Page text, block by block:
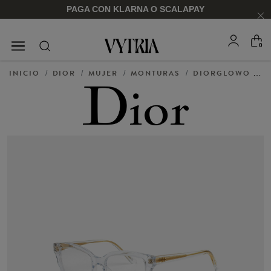
PAGA CON KLARNA O SCALAPAY
GAFAS DE SOL
COMPRAR AHORA
MONTURAS
COMPRAR AHORA
0
INICIO / DIOR / MUJER / MONTURAS / DIORGLOWO S1I